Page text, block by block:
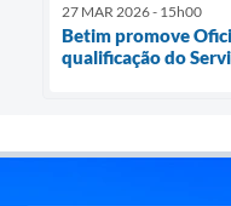
27 MAR 2026 - 15h00
Betim promove
qualificação do